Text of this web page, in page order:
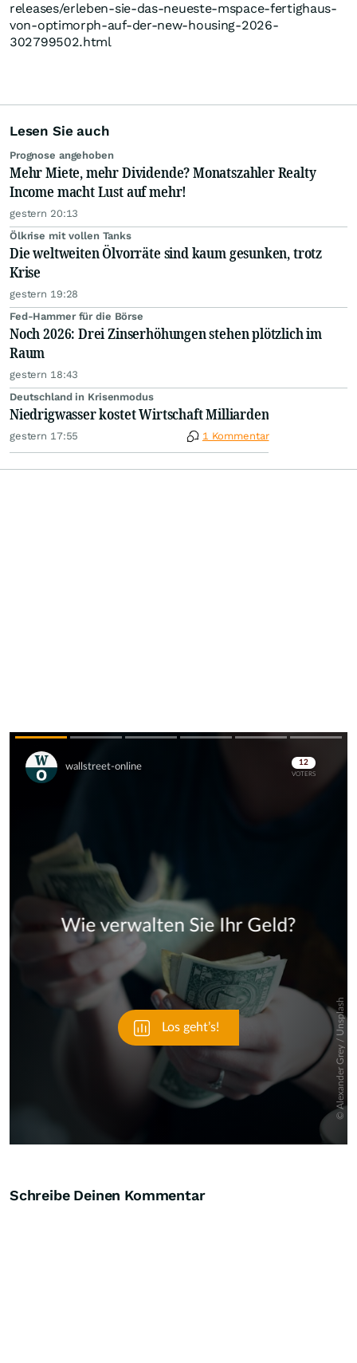
releases/erleben-sie-das-neueste-mspace-fertighaus-
von-optimorph-auf-der-new-housing-2026-
302799502.html
Lesen Sie auch
Prognose angehoben
Mehr Miete, mehr Dividende? Monatszahler Realty
Income macht Lust auf mehr!
gestern 20:13
Ölkrise mit vollen Tanks
Die weltweiten Ölvorräte sind kaum gesunken, trotz
Krise
gestern 19:28
Fed-Hammer für die Börse
Noch 2026: Drei Zinserhöhungen stehen plötzlich im
Raum
gestern 18:43
Deutschland in Krisenmodus
Niedrigwasser kostet Wirtschaft Milliarden
gestern 17:55 1 Kommentar
Skip
Schreibe Deinen Kommentar